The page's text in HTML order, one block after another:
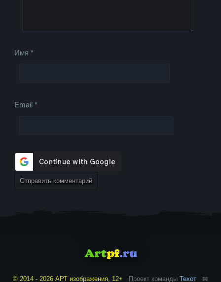
Имя*
Email*
© 2014 - 2026 АРТ изображения, 12+ Проект команды Техот 𝌴